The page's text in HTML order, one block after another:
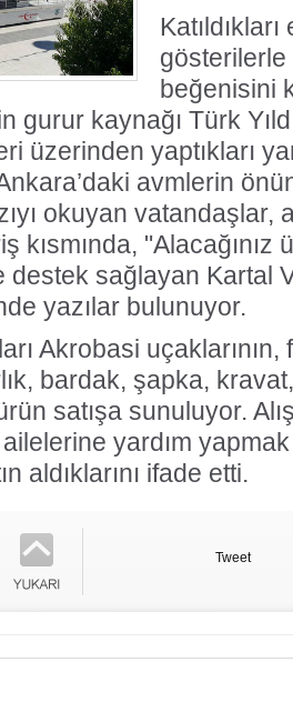
gösterilerle
beğenisini
gurur kaynağı Türk
üzerinden yaptıkları
avmlerin
okuyan vatandaşlar,
kısmında,
sağlayan Kartal
yazılar bulunuyor.
Akrobasi
bardak, şapka,
satışa sunuluyor.
yardım
aldıklarını ifade etti.
Tweet